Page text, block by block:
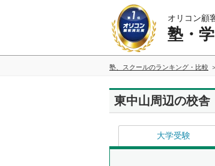
オリコン顧
塾・
塾、スクールのランキング・比較
東中山周辺の校舎
大学受験